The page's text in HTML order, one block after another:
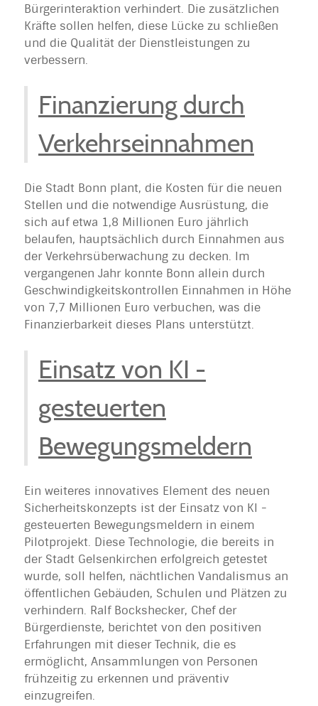
Bürgerinteraktion verhindert. Die zusätzlichen
Kräfte sollen helfen, diese Lücke zu schließen
und die Qualität der Dienstleistungen zu
verbessern.
Finanzierung durch
Verkehrseinnahmen
Die Stadt Bonn plant, die Kosten für die neuen
Stellen und die notwendige Ausrüstung, die
sich auf etwa 1,8 Millionen Euro jährlich
belaufen, hauptsächlich durch Einnahmen aus
der Verkehrsüberwachung zu decken. Im
vergangenen Jahr konnte Bonn allein durch
Geschwindigkeitskontrollen Einnahmen in Höhe
von 7,7 Millionen Euro verbuchen, was die
Finanzierbarkeit dieses Plans unterstützt.
Einsatz von KI -
gesteuerten
Bewegungsmeldern
Ein weiteres innovatives Element des neuen
Sicherheitskonzepts ist der Einsatz von KI -
gesteuerten Bewegungsmeldern in einem
Pilotprojekt. Diese Technologie, die bereits in
der Stadt Gelsenkirchen erfolgreich getestet
wurde, soll helfen, nächtlichen Vandalismus an
öffentlichen Gebäuden, Schulen und Plätzen zu
verhindern. Ralf Bockshecker, Chef der
Bürgerdienste, berichtet von den positiven
Erfahrungen mit dieser Technik, die es
ermöglicht, Ansammlungen von Personen
frühzeitig zu erkennen und präventiv
einzugreifen.